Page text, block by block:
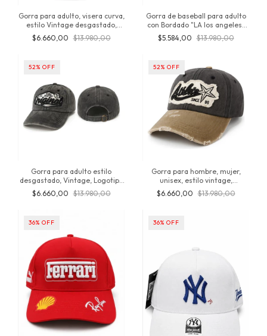
Gorra para adulto, visera curva,
estilo Vintage desgastado,
logotipo Estampado "California
78" Importado, regulable,
$6.660,00 $13.980,00
Gorra de baseball para adulto
con Bordado "LA los angeles"
Importado, Algodón, producto
original de Inversionesjt
$5.584,00 $13.980,00
52% OFF
Gorra para adulto estilo
desgastado, Vintage, Logotipo
bordado "Original 77" producto
Importado, original de
$6.660,00 $13.980,00
52% OFF
Gorra para hombre, mujer,
unisex, estilo vintage,
desgastado, con Bordado
"Athlete Star" Gastada,
$6.660,00 $13.980,00
36% OFF 36% OFF